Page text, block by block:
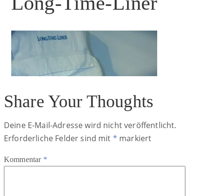
Share Your Thoughts
Deine E-Mail-Adresse wird nicht veröffentlicht.
Erforderliche Felder sind mit * markiert
Kommentar *